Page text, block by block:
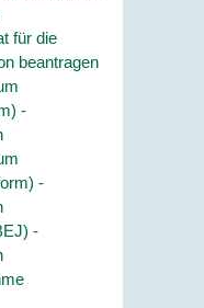
für die
beantragen
-
-
-